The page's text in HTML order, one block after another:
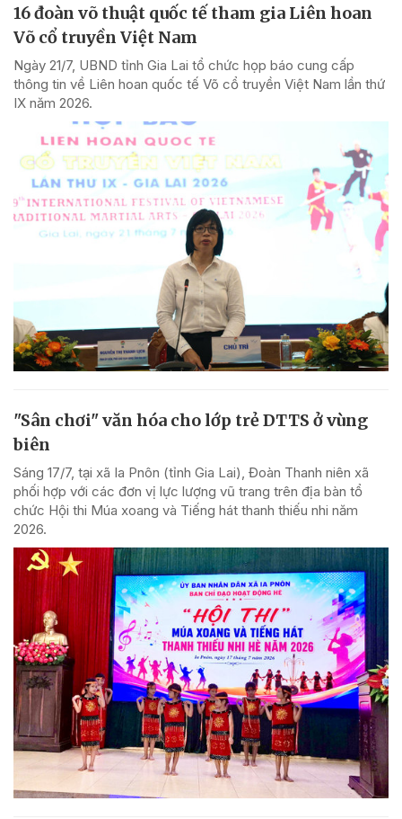
16 đoàn võ thuật quốc tế tham gia Liên hoan
Võ cổ truyền Việt Nam
Ngày 21/7, UBND tỉnh Gia Lai tổ chức họp báo cung cấp
thông tin về Liên hoan quốc tế Võ cổ truyền Việt Nam lần thứ
IX năm 2026.
"Sân chơi" văn hóa cho lớp trẻ DTTS ở vùng
biên
Sáng 17/7, tại xã Ia Pnôn (tỉnh Gia Lai), Đoàn Thanh niên xã
phối hợp với các đơn vị lực lượng vũ trang trên địa bàn tổ
chức Hội thi Múa xoang và Tiếng hát thanh thiếu nhi năm
2026.